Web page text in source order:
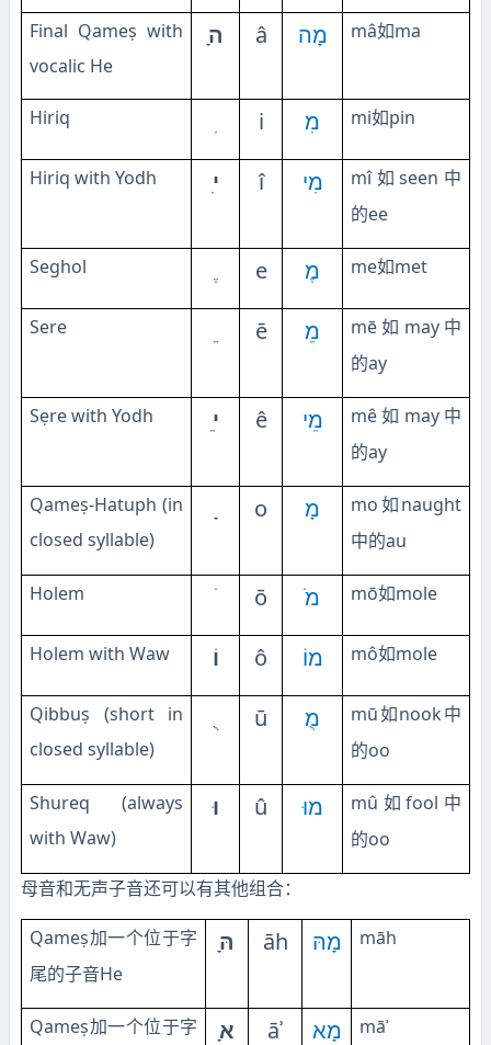
Final Qameṣ with
vocalic He
ָה â מָה mâ如ma
Hiriq i מִ mi如pin
Hiriq with Yodh ִי ı̂ מִי mı̂如seen 中
的ee
Seghol e מֶ me如met
Sere ē מֵ mē 如 may中
的ay
Sẹre with Yodh ֵי ê מֵי mê 如 may中
的ay
Qameṣ-Hatuph (in
closed syllable)
o מָ mo 如 naught
中的au
Holem ō מֹ mō如mole
Holem with Waw וֹ ô מוֹ mô如mole
Qibbuṣ (short in
closed syllable)
ū מֻ mū如 nook 中
的oo
Shureq (always
with Waw)
וּ û מוּ mû 如fool 中
的oo
母音和无声子音还可以有其他组合：
Qameṣ加一个位于字
尾的子音He
ָהּ āh מָהּ māh
Qameṣ加一个位于字
ָא āʾ מָא māʾ